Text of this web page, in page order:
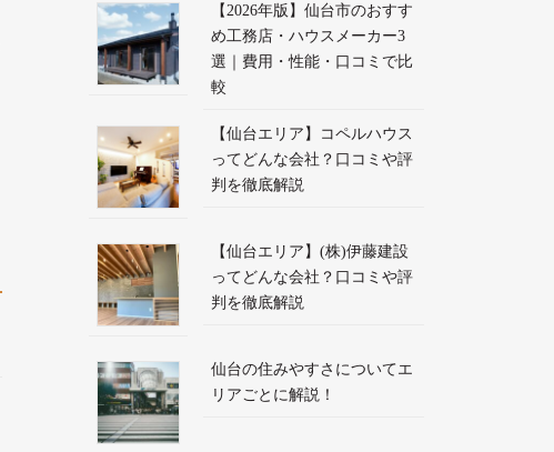
【2026年版】仙台市のおすす
め工務店・ハウスメーカー3
選｜費用・性能・口コミで比
較
【仙台エリア】コペルハウス
ってどんな会社？口コミや評
判を徹底解説
【仙台エリア】(株)伊藤建設
ってどんな会社？口コミや評
判を徹底解説
仙台の住みやすさについてエ
リアごとに解説！